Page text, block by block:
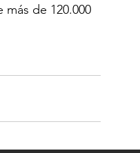
de 120.000